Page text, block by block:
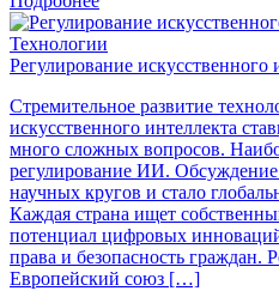
Технологии
Регулирование
Стремительное развитие
искусственного интеллекта
много сложных вопросов.
регулирование ИИ.
научных кругов и стало
Каждая страна ищет
потенциал цифровых
права и безопасность
Европейский союз […]